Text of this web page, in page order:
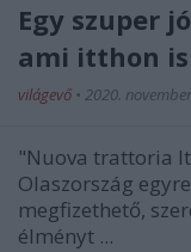
Egy szuper
ami itthon
világevő • 2020.
"Nuova trattoria
Olaszország
megfizethető,
élményt ...